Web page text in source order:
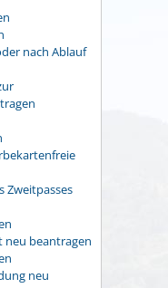
nach Ablauf
Zweitpasses
neu beantragen
neu